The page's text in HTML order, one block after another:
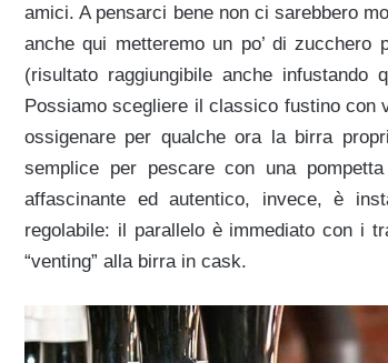
amici. A pensarci bene non ci sarebbero
anche qui metteremo un po’ di
(risultato raggiungibile anche
Possiamo scegliere il classico fustino con
ossigenare per qualche ora la birra
semplice per pescare con una
affascinante ed autentico, invece, è
regolabile: il parallelo è immediato con i
“venting” alla birra in cask.